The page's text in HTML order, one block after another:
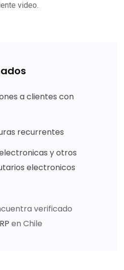
video.
a clientes con
recurrentes
y otros
electronicos
verificado
en Chile